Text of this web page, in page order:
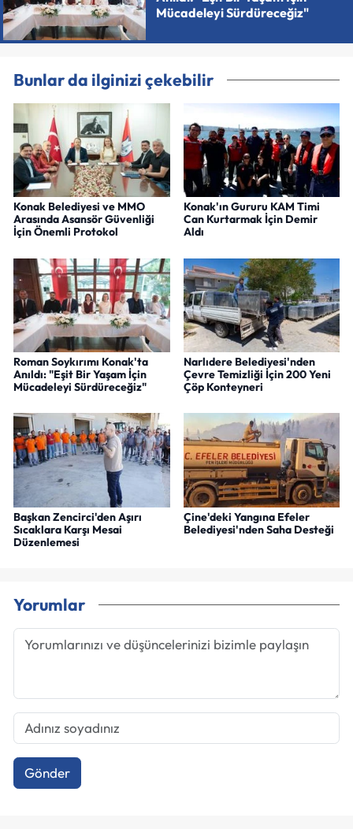
Mücadeleyi Sürdüreceğiz"
Bunlar da ilginizi çekebilir
Konak Belediyesi ve MMO
Arasında Asansör Güvenliği
İçin Önemli Protokol
Konak'ın Gururu KAM Timi
Can Kurtarmak İçin Demir
Aldı
Roman Soykırımı Konak'ta
Anıldı: "Eşit Bir Yaşam İçin
Mücadeleyi Sürdüreceğiz"
Narlıdere Belediyesi'nden
Çevre Temizliği İçin 200 Yeni
Çöp Konteyneri
Başkan Zencirci'den Aşırı
Sıcaklara Karşı Mesai
Düzenlemesi
Çine'deki Yangına Efeler
Belediyesi'nden Saha Desteği
Yorumlar
Gönder